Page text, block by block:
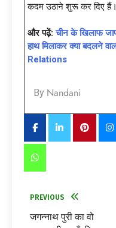
कदम उठाने शुरू कर दिए हैं।
और पढ़ें:चीन के खिलाफ
हाथ मिलाकर क्या बदलने
Relations
By Nandani
PREVIOUS
जगन्नाथ पुरी का वो